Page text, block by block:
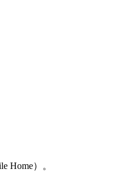
Home）。